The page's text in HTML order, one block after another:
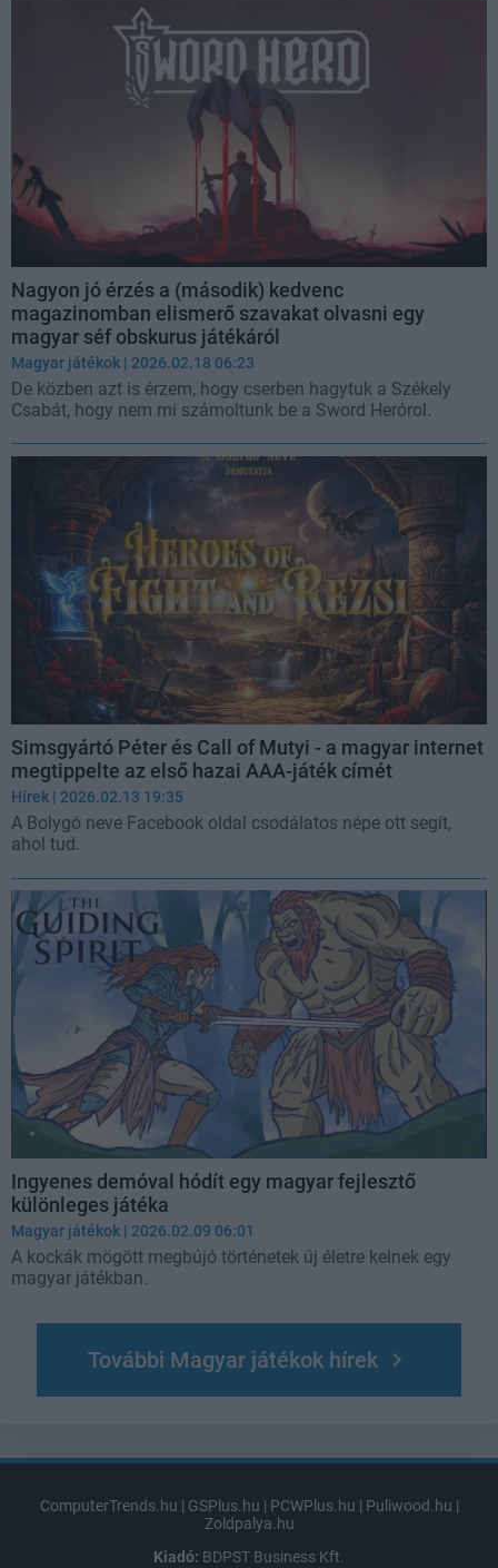
Nagyon jó érzés a (második) kedvenc
magazinomban elismerő szavakat olvasni egy
magyar séf obskurus játékáról
Magyar játékok | 2026.02.18 06:23
De közben azt is érzem, hogy cserben hagytuk a Székely
Csabát, hogy nem mi számoltunk be a Sword Herórol.
Simsgyártó Péter és Call of Mutyi - a magyar internet
megtippelte az első hazai AAA-játék címét
Hírek | 2026.02.13 19:35
A Bolygó neve Facebook oldal csodálatos népe ott segít,
ahol tud.
Ingyenes demóval hódít egy magyar fejlesztő
különleges játéka
Magyar játékok | 2026.02.09 06:01
A kockák mögött megbújó történetek új életre kelnek egy
magyar játékban.
További Magyar játékok hírek
ComputerTrends.hu | GSPlus.hu | PCWPlus.hu | Puliwood.hu |
Zoldpalya.hu
Kiadó: BDPST Business Kft.